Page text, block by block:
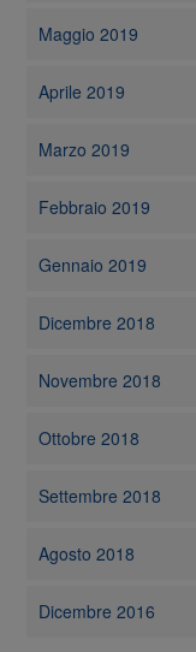
Maggio 2019
Aprile 2019
Marzo 2019
Febbraio 2019
Gennaio 2019
Dicembre 2018
Novembre 2018
Ottobre 2018
Settembre 2018
Agosto 2018
Dicembre 2016